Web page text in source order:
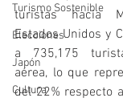
Turismo Sostenible
Elecciones
Japón
Cultura
turistas hacia
Estados Unidos y
a 735,175
aérea, lo que
del 22% respecto